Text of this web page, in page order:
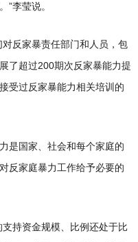
”李莹说。
反家暴责任部门和人员，包
了超过200期次反家暴能力提
受过反家暴能力相关培训的
是国家、社会和每个家庭的
反家庭暴力工作给予必要的
持资金规模、比例还处于比